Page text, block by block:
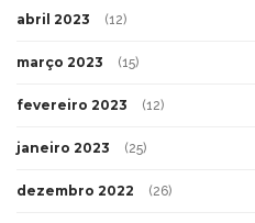
abril 2023 (12)
março 2023 (15)
fevereiro 2023 (12)
janeiro 2023 (25)
dezembro 2022 (26)